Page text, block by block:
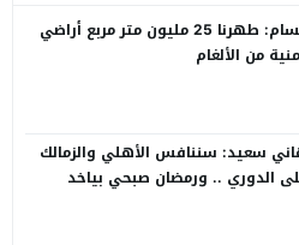
مسام: طهرنا 25 مليون متر مربع أراضي
من الألغام
سعيد: سننافس الأهلي والزمالك
الدوري .. ورمضان صبحي بياخد